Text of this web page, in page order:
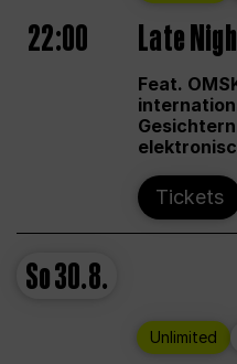
22:00 Late
Feat.
Tickets
So30.8.
Unlimited